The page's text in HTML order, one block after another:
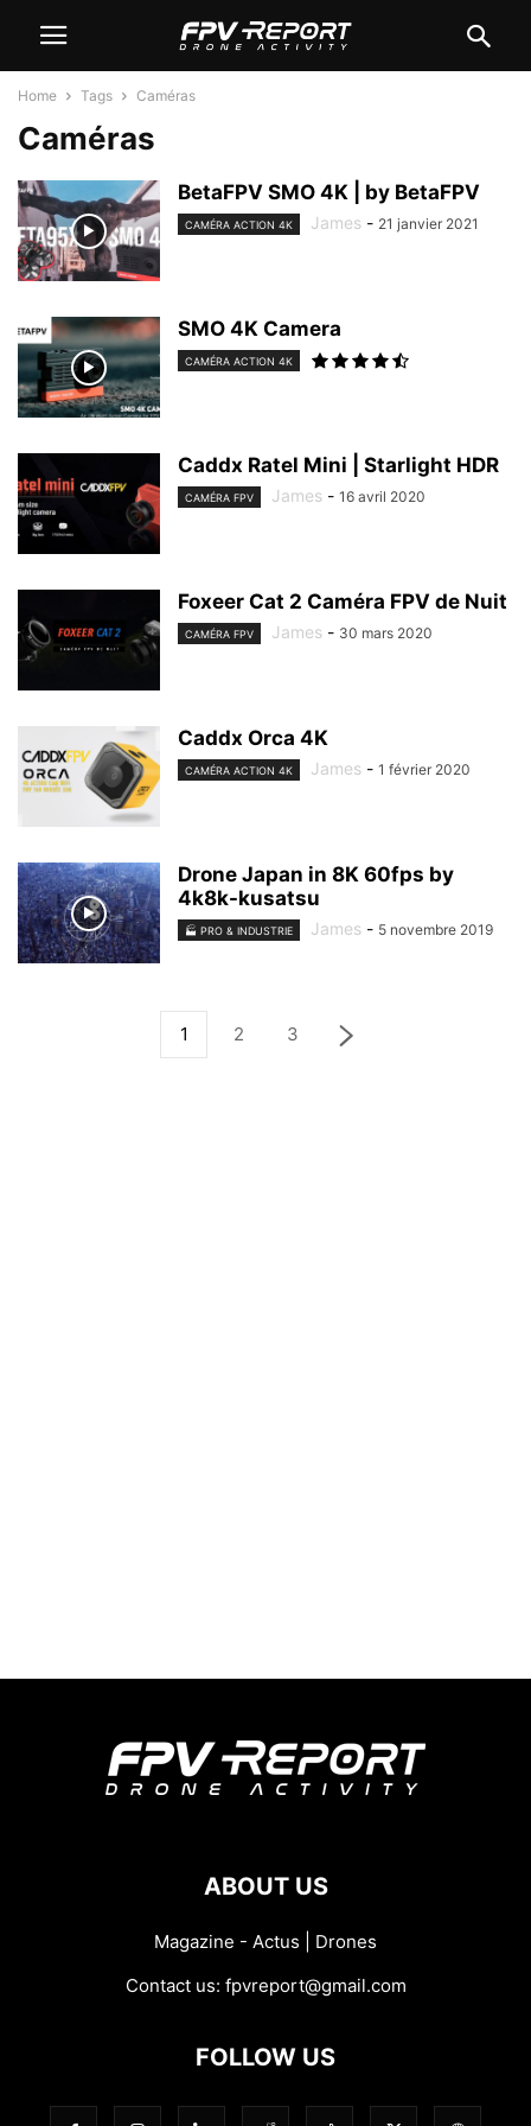
Home Tags Caméras
Caméras
BetaFPV SMO 4K | by BetaFPV
CAMÉRA ACTION 4K James - 21 janvier 2021
SMO 4K Camera
CAMÉRA ACTION 4K
Caddx Ratel Mini | Starlight HDR
CAMÉRA FPV James - 16 avril 2020
Foxeer Cat 2 Caméra FPV de Nuit
CAMÉRA FPV James - 30 mars 2020
Caddx Orca 4K
CAMÉRA ACTION 4K James - 1 février 2020
Drone Japan in 8K 60fps by
4k8k-kusatsu
🏭 PRO & INDUSTRIE James - 5 novembre 2019
1 2 3
ABOUT US
Magazine - Actus | Drones
Contact us: fpvreport@gmail.com
FOLLOW US